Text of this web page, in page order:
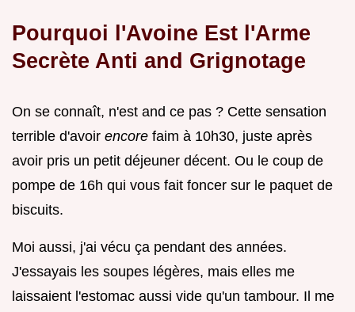
Pourquoi l'Avoine Est l'Arme
Secrète Anti and Grignotage
On se connaît, n'est and ce pas ? Cette sensation
terrible d'avoir encore faim à 10h30, juste après
avoir pris un petit déjeuner décent. Ou le coup de
pompe de 16h qui vous fait foncer sur le paquet de
biscuits.
Moi aussi, j'ai vécu ça pendant des années.
J'essayais les soupes légères, mais elles me
laissaient l'estomac aussi vide qu'un tambour. Il me